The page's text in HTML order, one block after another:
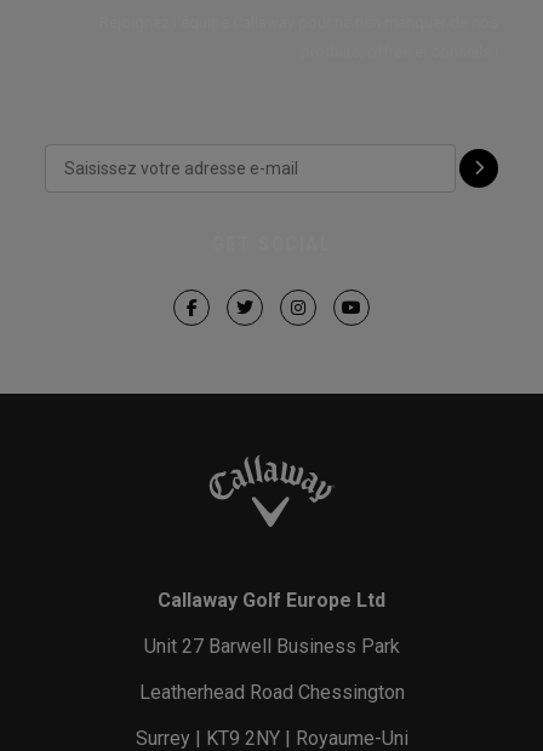
Callaway Golf Europe Ltd
Unit 27 Barwell Business Park
Leatherhead Road Chessington
Surrey | KT9 2NY | Royaume-Uni